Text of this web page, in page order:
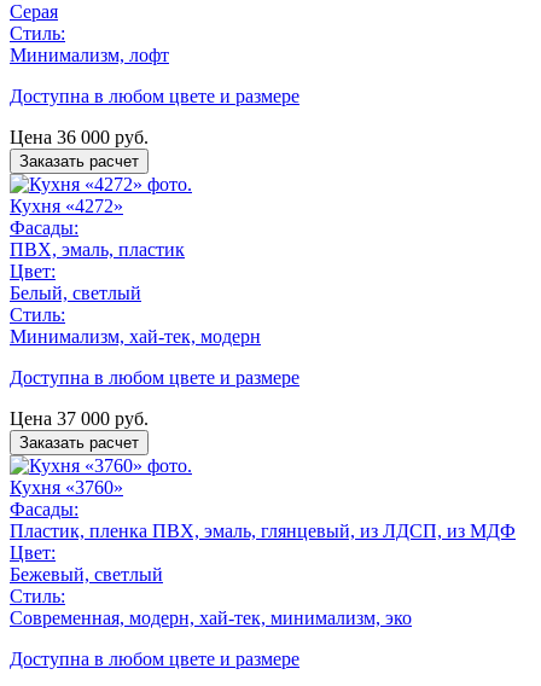
Серая
Стиль:
Минимализм, лофт
Доступна в любом цвете и размере
Цена 36 000 руб.
Заказать расчет
Кухня «4272»
Фасады:
ПВХ, эмаль, пластик
Цвет:
Белый, светлый
Стиль:
Минимализм, хай-тек, модерн
Доступна в любом цвете и размере
Цена 37 000 руб.
Заказать расчет
Кухня «3760»
Фасады:
Пластик, пленка ПВХ, эмаль, глянцевый, из ЛДСП, из МДФ
Цвет:
Бежевый, светлый
Стиль:
Современная, модерн, хай-тек, минимализм, эко
Доступна в любом цвете и размере